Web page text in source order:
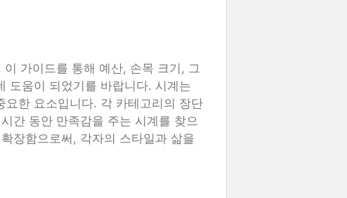
가이드를 통해 예산, 손목 크기, 그
도움이 되었기를 바랍니다. 시계는
한 요소입니다. 각 카테고리의 장단
간 동안 만족감을 주는 시계를 찾으
장함으로써, 각자의 스타일과 삶을